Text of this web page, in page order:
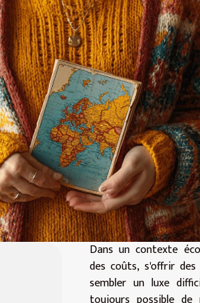
Dans un contexte
des coûts, s'offrir
sembler un luxe